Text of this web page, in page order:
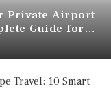
Private Airport
Guide for